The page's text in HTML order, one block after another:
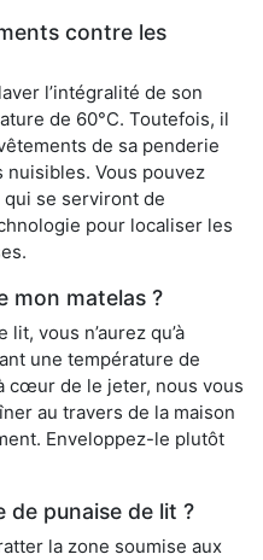
contre les
l’intégralité de son
de 60°C. Toutefois, il
de sa penderie
Vous pouvez
se serviront de
pour localiser les
mon matelas ?
vous n’aurez qu’à
une température de
cœur de le jeter, nous vous
au travers de la maison
Enveloppez-le plutôt
de punaise de lit ?
la zone soumise aux